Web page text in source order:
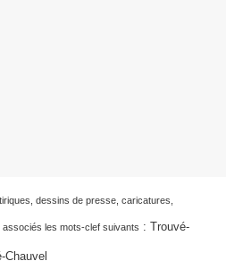
dessins de presse, caricatures,
associés les mots-clef suivants : Trouvé-